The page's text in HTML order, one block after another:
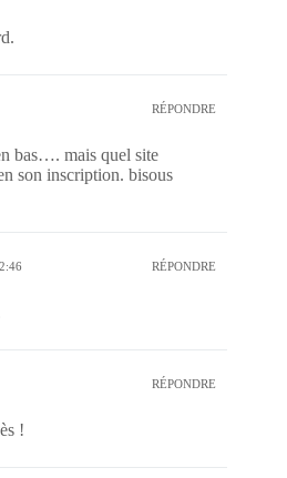
RÉPONDRE
bas…. mais quel site
son inscription. bisous
RÉPONDRE
RÉPONDRE
!